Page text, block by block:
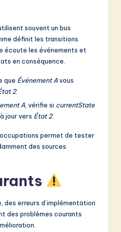
souvent un bus
définit les transitions
écoute les événements et
en conséquence.
que Événement Avous
2.
A , vérifie si currentState
jour vers État 2.
permet de tester
des sources
des erreurs d’implémentation
des problèmes courants